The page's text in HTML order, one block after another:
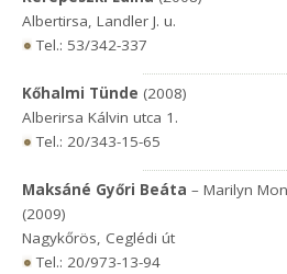
Albertirsa, Landler J. u.
Tel.: 53/342-337
Kőhalmi Tünde (2008)
Alberirsa Kálvin utca 1.
Tel.: 20/343-15-65
Maksáné Győri Beáta – Marilyn
(2009)
Nagykőrös, Ceglédi út
Tel.: 20/973-13-94